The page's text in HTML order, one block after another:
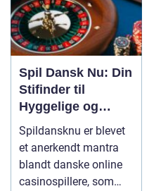
Spil Dansk Nu: Din
Stifinder til
Hyggelige og
Underholdende
Online Casinoer
Spildansknu er blevet
et anerkendt mantra
blandt danske online
casinospillere, som